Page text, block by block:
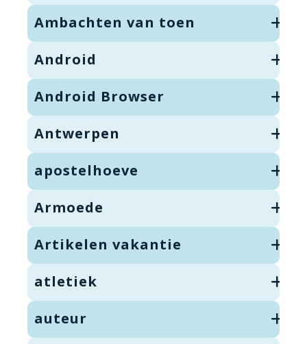
Ambachten van toen
Android
Android Browser
Antwerpen
apostelhoeve
Armoede
Artikelen vakantie
atletiek
auteur